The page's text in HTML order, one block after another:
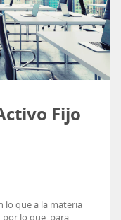
Fijo
lo que a la materia
por lo que, para